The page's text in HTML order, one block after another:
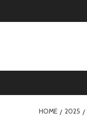
HOME 2025